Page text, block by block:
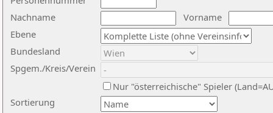
Nachname
Vorname
Ebene
Sortierung
Bundesland
Spgem./Kreis/Verein
Nur "österreichische" Spieler